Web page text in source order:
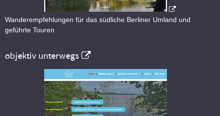
Wanderempfehlungen für das südliche Berliner Umland und
geführte Touren
objektiv unterwegs